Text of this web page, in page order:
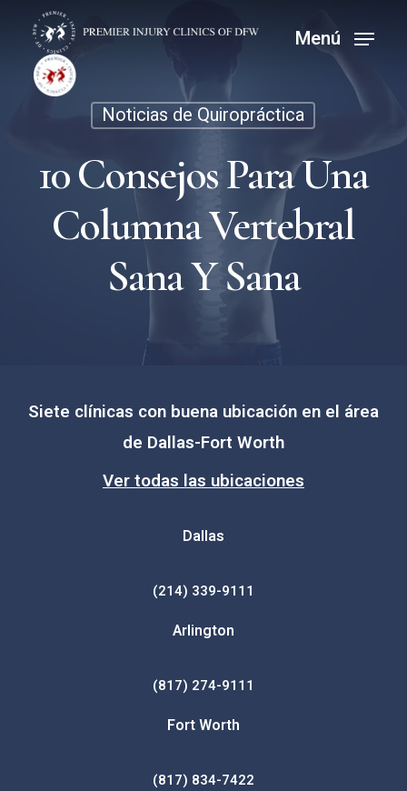
contenido
Menú
Noticias de Quiropráctica
10 Consejos Para Una
Columna Vertebral
Sana Y Sana
Siete clínicas con buena ubicación en el área
de Dallas-Fort Worth
Ver todas las ubicaciones
Dallas
(214) 339-9111
Arlington
(817) 274-9111
Fort Worth
(817) 834-7422